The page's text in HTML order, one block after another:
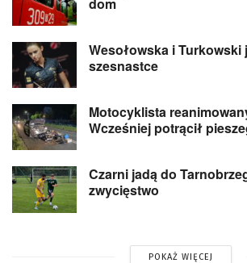
Wesołowska i Turkowski
szesnastce
Motocyklista
Wcześniej potrącił
Czarni jadą do
zwycięstwo
POKAŻ WIĘCEJ